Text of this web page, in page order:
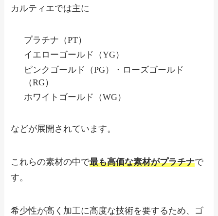
カルティエでは主に
プラチナ（PT）
イエローゴールド（YG）
ピンクゴールド（PG）・ローズゴールド
（RG）
ホワイトゴールド（WG）
などが展開されています。
これらの素材の中で最も高価な素材がプラチナで
す。
希少性が高く加工に高度な技術を要するため、ゴ